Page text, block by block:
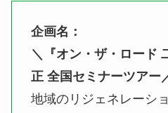
企画名：
＼『オン・ザ・ロード
正 全国セミナーツアー
地域のリジェネレーシ